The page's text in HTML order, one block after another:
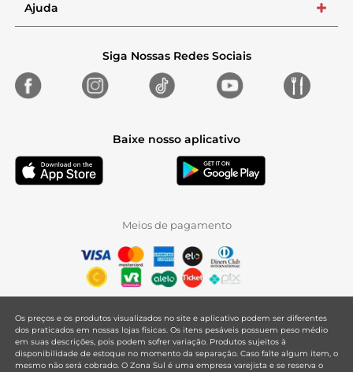
Ajuda +
Siga Nossas Redes Sociais
Baixe nosso aplicativo
Meios de pagamento
Os preços e os produtos visualizados no site e aplicativo podem ser diferentes
dos praticados em nossas lojas físicas. Os itens pesáveis possuem peso médio
em suas descrições, pois podem sofrer variação. Produtos sujeitos à
disponibilidade de estoque no momento da separação. Caso falte algum item, o
mesmo não será cobrado. O Zona Sul é uma empresa varejista e se reserva o